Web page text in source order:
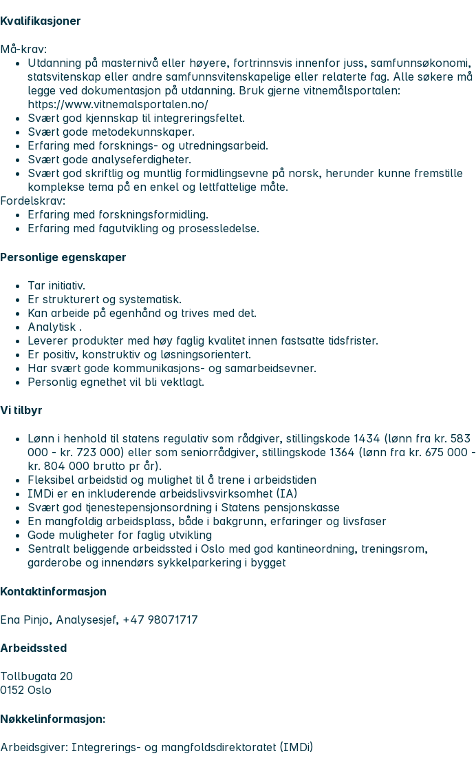
Kvalifikasjoner
Må-krav:
Utdanning på masternivå eller høyere, fortrinnsvis innenfor juss, samfunnsøkonomi,
statsvitenskap eller andre samfunnsvitenskapelige eller relaterte fag. Alle søkere må
legge ved dokumentasjon på utdanning. Bruk gjerne vitnemålsportalen:
https://www.vitnemalsportalen.no/
Svært god kjennskap til integreringsfeltet.
Svært gode metodekunnskaper.
Erfaring med forsknings- og utredningsarbeid.
Svært gode analyseferdigheter.
Svært god skriftlig og muntlig formidlingsevne på norsk, herunder kunne fremstille
komplekse tema på en enkel og lettfattelige måte.
Fordelskrav:
Erfaring med forskningsformidling.
Erfaring med fagutvikling og prosessledelse.
Personlige egenskaper
Tar initiativ.
Er strukturert og systematisk.
Kan arbeide på egenhånd og trives med det.
Analytisk .
Leverer produkter med høy faglig kvalitet innen fastsatte tidsfrister.
Er positiv, konstruktiv og løsningsorientert.
Har svært gode kommunikasjons- og samarbeidsevner.
Personlig egnethet vil bli vektlagt.
Vi tilbyr
Lønn i henhold til statens regulativ som rådgiver, stillingskode 1434 (lønn fra kr. 583
000 - kr. 723 000) eller som seniorrådgiver, stillingskode 1364 (lønn fra kr. 675 000 -
kr. 804 000 brutto pr år).
Fleksibel arbeidstid og mulighet til å trene i arbeidstiden
IMDi er en inkluderende arbeidslivsvirksomhet (IA)
Svært god tjenestepensjonsordning i Statens pensjonskasse
En mangfoldig arbeidsplass, både i bakgrunn, erfaringer og livsfaser
Gode muligheter for faglig utvikling
Sentralt beliggende arbeidssted i Oslo med god kantineordning, treningsrom,
garderobe og innendørs sykkelparkering i bygget
Kontaktinformasjon
Ena Pinjo, Analysesjef, +47 98071717
Arbeidssted
Tollbugata 20
0152 Oslo
Nøkkelinformasjon:
Arbeidsgiver: Integrerings- og mangfoldsdirektoratet (IMDi)